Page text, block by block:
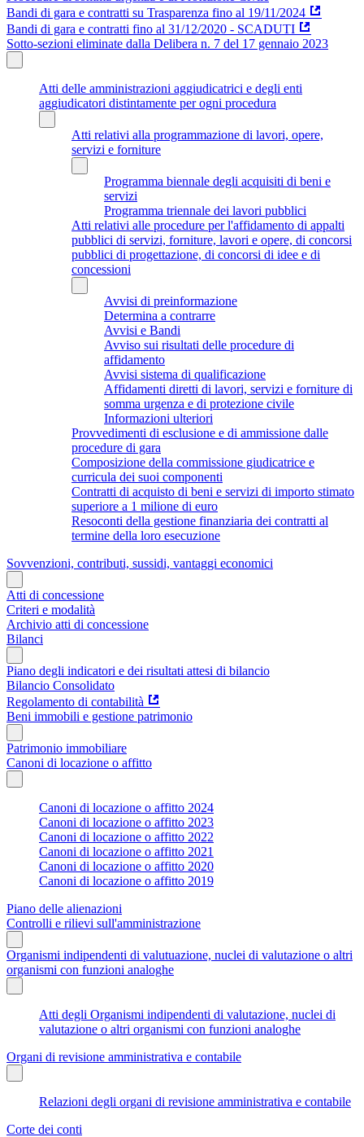
Bandi di gara e contratti su Trasparenza fino al 19/11/2024
Bandi di gara e contratti fino al 31/12/2020 - SCADUTI
Sotto-sezioni eliminate dalla Delibera n. 7 del 17 gennaio 2023
Atti delle amministrazioni aggiudicatrici e degli enti
aggiudicatori distintamente per ogni procedura
Atti relativi alla programmazione di lavori, opere,
servizi e forniture
Programma biennale degli acquisiti di beni e
servizi
Programma triennale dei lavori pubblici
Atti relativi alle procedure per l'affidamento di appalti
pubblici di servizi, forniture, lavori e opere, di concorsi
pubblici di progettazione, di concorsi di idee e di
concessioni
Avvisi di preinformazione
Determina a contrarre
Avvisi e Bandi
Avviso sui risultati delle procedure di
affidamento
Avvisi sistema di qualificazione
Affidamenti diretti di lavori, servizi e forniture di
somma urgenza e di protezione civile
Informazioni ulteriori
Provvedimenti di esclusione e di ammissione dalle
procedure di gara
Composizione della commissione giudicatrice e
curricula dei suoi componenti
Contratti di acquisto di beni e servizi di importo stimato
superiore a 1 milione di euro
Resoconti della gestione finanziaria dei contratti al
termine della loro esecuzione
Sovvenzioni, contributi, sussidi, vantaggi economici
Atti di concessione
Criteri e modalità
Archivio atti di concessione
Bilanci
Piano degli indicatori e dei risultati attesi di bilancio
Bilancio Consolidato
Regolamento di contabilità
Beni immobili e gestione patrimonio
Patrimonio immobiliare
Canoni di locazione o affitto
Canoni di locazione o affitto 2024
Canoni di locazione o affitto 2023
Canoni di locazione o affitto 2022
Canoni di locazione o affitto 2021
Canoni di locazione o affitto 2020
Canoni di locazione o affitto 2019
Piano delle alienazioni
Controlli e rilievi sull'amministrazione
Organismi indipendenti di valutuazione, nuclei di valutazione o altri
organismi con funzioni analoghe
Atti degli Organismi indipendenti di valutazione, nuclei di
valutazione o altri organismi con funzioni analoghe
Organi di revisione amministrativa e contabile
Relazioni degli organi di revisione amministrativa e contabile
Corte dei conti